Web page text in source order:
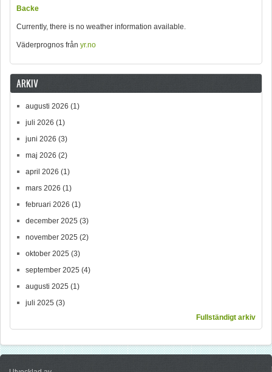
Backe
Currently, there is no weather information available.
Väderprognos från yr.no
ARKIV
augusti 2026 (1)
juli 2026 (1)
juni 2026 (3)
maj 2026 (2)
april 2026 (1)
mars 2026 (1)
februari 2026 (1)
december 2025 (3)
november 2025 (2)
oktober 2025 (3)
september 2025 (4)
augusti 2025 (1)
juli 2025 (3)
Fullständigt arkiv